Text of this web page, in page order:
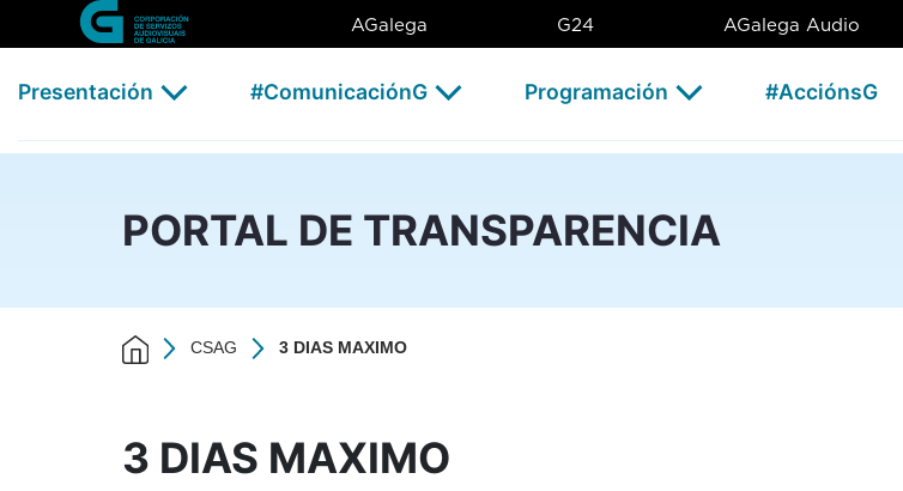
Skip to Main Content
3 DIAS MAXIMO - CSAG
AGalega G24 AGalega Audio
Presentación #ComunicaciónG Programación #AcciónsG
PORTAL DE TRANSPARENCIA
CSAG 3 DIAS MAXIMO
3 DIAS MAXIMO